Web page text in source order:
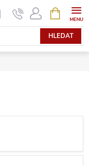
HLEDAT
NÁKUPNÍ
KOŠÍK